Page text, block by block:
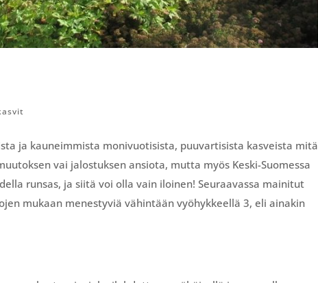
ja kauneimmista monivuotisista, puuvartisista kasveista mitä
vai jalostuksen ansiota, mutta myös Keski-Suomessa
runsas, ja siitä voi olla vain iloinen! Seuraavassa mainitut
mukaan menestyviä vähintään vyöhykkeellä 3, eli ainakin